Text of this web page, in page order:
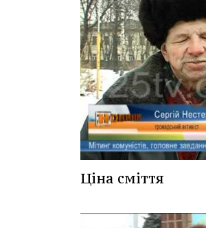
Ціна сміття